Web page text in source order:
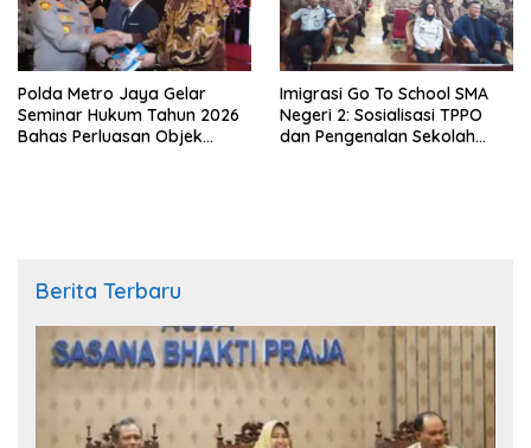
Polda Metro Jaya Gelar
Seminar Hukum Tahun 2026
Bahas Perluasan Objek
Imigrasi Go To School SMA
Negeri 2: Sosialisasi TPPO
dan Pengenalan Sekolah
Berita Terbaru